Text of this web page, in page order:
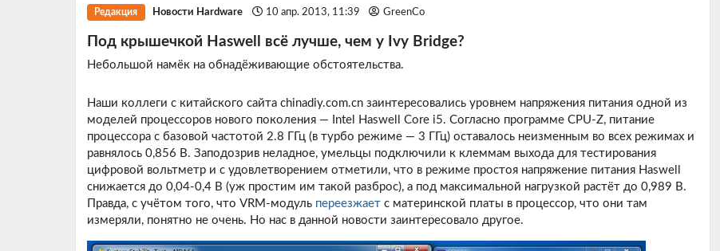
Редакция Новости Hardware 10 апр. 2013, 11:39 GreenCo
Под крышечкой Haswell всё лучше, чем у Ivy Bridge?
Небольшой намёк на обнадёживающие обстоятельства.
Наши коллеги с китайского сайта chinadiy.com.cnзаинтересовались уровнем напряжения питания одной из
моделей процессоров нового поколения — Intel Haswell Core i5. Согласно программе CPU-Z, питание
процессора с базовой частотой 2.8 ГГц (в турбо режиме — 3 ГГц) оставалось неизменным во всех режимах и
равнялось 0,856 В. Заподозрив неладное, умельцы подключили к клеммам выхода для тестирования
цифровой вольтметр и с удовлетворением отметили, что в режиме простоя напряжение питания Haswell
снижается до 0,04-0,4 В (уж простим им такой разброс), а под максимальной нагрузкой растёт до 0,989 В.
Правда, с учётом того, что VRM-модуль переезжаетс материнской платы в процессор, что они там
измеряли, понятно не очень. Но нас в данной новости заинтересовало другое.